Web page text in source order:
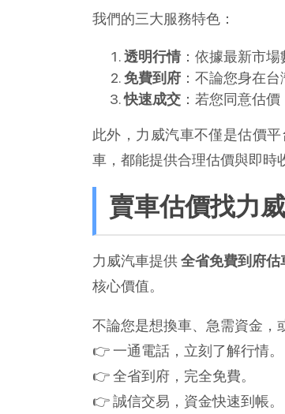
我們的三大服務特色：
透明行情：依據最新市場
免費到府 ：不論您身在
快速成交 ：若您同意估
此外，力威汽車不僅是估價平
車，都能提供合理估價與即時
賣車估價找力
力威汽車提供 全省免費到府估
核心價值。
不論您是想換車、急需資金，
👉 一通電話，立刻了解行情。
👉 全省到府，完全免費。
👉 誠信交易，資金快速到帳。